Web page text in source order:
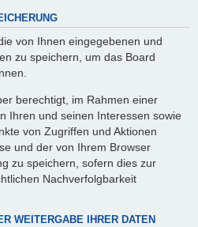
von Ihnen eingegebenen und
zu speichern, um das Board
berechtigt, im Rahmen einer
Ihren und seinen Interessen sowie
von Zugriffen und Aktionen
und der von Ihrem Browser
zu speichern, sofern dies zur
Nachverfolgbarkeit
WEITERGABE IHRER DATEN